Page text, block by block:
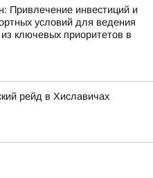
Привлечение инвестиций и
условий для ведения
ключевых приоритетов в
рейд в Хиславичах